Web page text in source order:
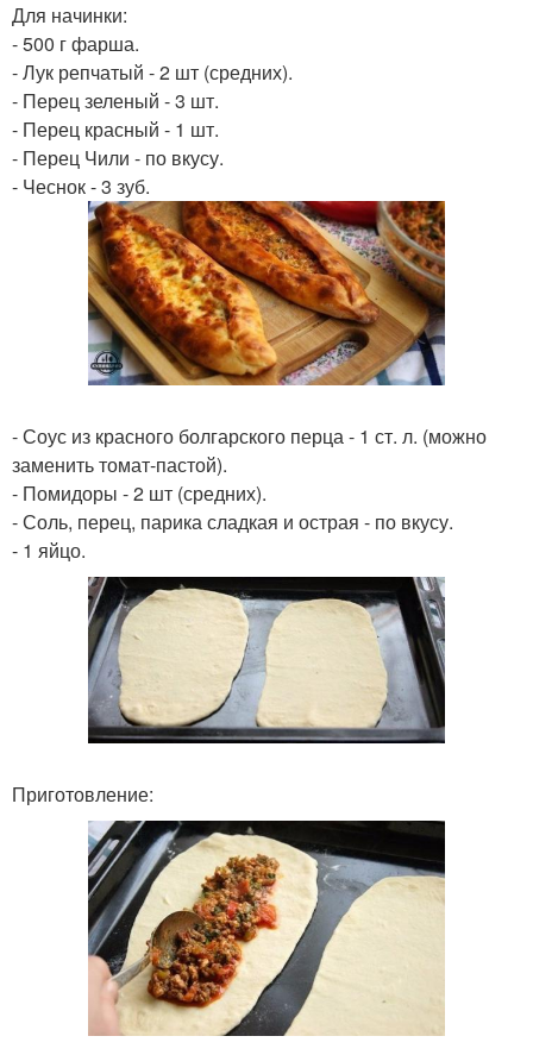
Для начинки:
- 500 г фарша.
- Лук репчатый - 2 шт (средних).
- Перец зеленый - 3 шт.
- Перец красный - 1 шт.
- Перец Чили - по вкусу.
- Чеснок - 3 зуб.
- Соус из красного болгарского перца - 1 ст. л. (можно
заменить томат-пастой).
- Помидоры - 2 шт (средних).
- Соль, перец, парика сладкая и острая - по вкусу.
- 1 яйцо.
Приготовление: